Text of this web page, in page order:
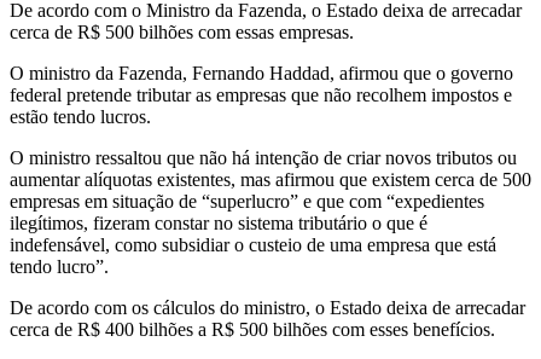
De acordo com o Ministro da Fazenda, o Estado deixa de arrecadar
cerca de R$ 500 bilhões com essas empresas.
O ministro da Fazenda, Fernando Haddad, afirmou que o governo
federal pretende tributar as empresas que não recolhem impostos e
estão tendo lucros.
O ministro ressaltou que não há intenção de criar novos tributos ou
aumentar alíquotas existentes, mas afirmou que existem cerca de 500
empresas em situação de “superlucro” e que com “expedientes
ilegítimos, fizeram constar no sistema tributário o que é
indefensável, como subsidiar o custeio de uma empresa que está
tendo lucro”.
De acordo com os cálculos do ministro, o Estado deixa de arrecadar
cerca de R$ 400 bilhões a R$ 500 bilhões com esses benefícios.